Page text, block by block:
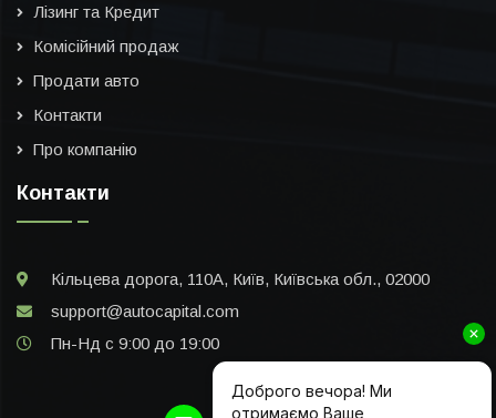
Лізинг та Кредит
Комісійний продаж
Продати авто
Контакти
Про компанію
Контакти
Кільцева дорога, 110А, Київ, Київська обл., 02000
support@autocapital.com
Пн-Нд с 9:00 до 19:00